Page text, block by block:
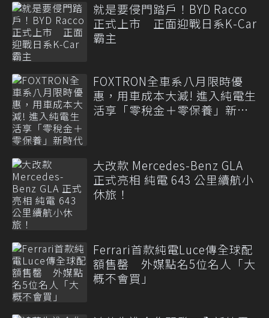
就是要侵門踏戶！BYD Racco
正式上市 正面迎戰日系K-Car
霸主
FOXTRON全車系八月限時優
惠，用車成本大減! 進入純電生
活享「零稅金＋零保養」新時
大改款 Mercedes-Benz GLA
正式亮相 純電 643 公里續航小
休旅！
Ferrari首款純電Luce傳全球配
額售罄 外媒點名5位名人「大
概不會買」